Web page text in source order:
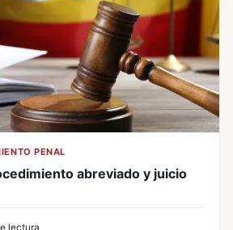
PENAL
abreviado y juicio
lectura